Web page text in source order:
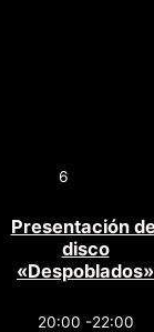
6
Presentación
disco
«Despoblados»
20:00 -22:00